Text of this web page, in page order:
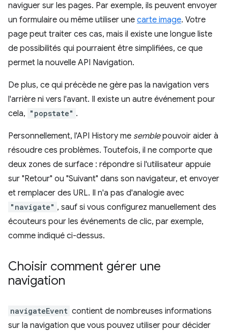
naviguer sur les pages. Par exemple, ils peuvent envoyer
un formulaire ou même utiliser une carte image. Votre
page peut traiter ces cas, mais il existe une longue liste
de possibilités qui pourraient être simplifiées, ce que
permet la nouvelle API Navigation.
De plus, ce qui précède ne gère pas la navigation vers
l'arrière ni vers l'avant. Il existe un autre événement pour
cela, "popstate" .
Personnellement, l'API History me semblepouvoir aider à
résoudre ces problèmes. Toutefois, il ne comporte que
deux zones de surface : répondre si l'utilisateur appuie
sur "Retour" ou "Suivant" dans son navigateur, et envoyer
et remplacer des URL. Il n'a pas d'analogie avec
"navigate" , sauf si vous configurez manuellement des
écouteurs pour les événements de clic, par exemple,
comme indiqué ci-dessus.
Choisir comment gérer une
navigation
navigateEvent contient de nombreuses informations
sur la navigation que vous pouvez utiliser pour décider